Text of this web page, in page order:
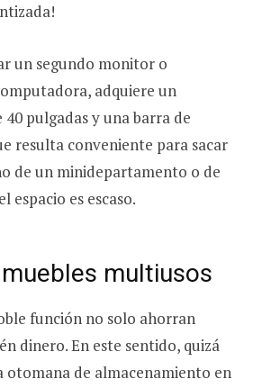
un segundo monitor o
adquiere un
pulgadas y una barra de
resulta conveniente para sacar
de un minidepartamento o de
espacio es escaso.
multiusos
función no solo ahorran
dinero. En este sentido, quizá
otomana de almacenamiento en